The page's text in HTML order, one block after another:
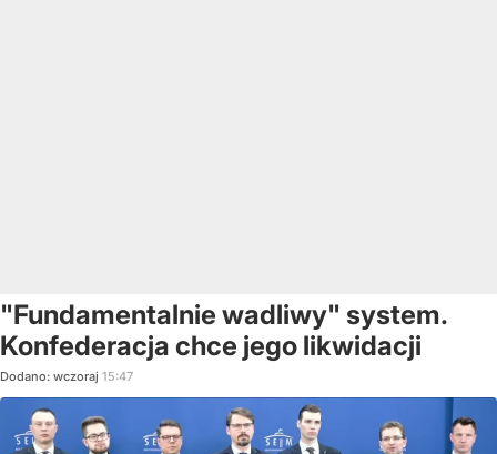
"Fundamentalnie wadliwy" system.
Konfederacja chce jego likwidacji
Dodano: wczoraj 15:47